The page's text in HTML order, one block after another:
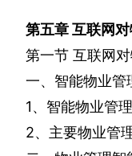
第五章互联网
第一节 互联网
一、智能物业管
1、智能物业管
2、主要物业管